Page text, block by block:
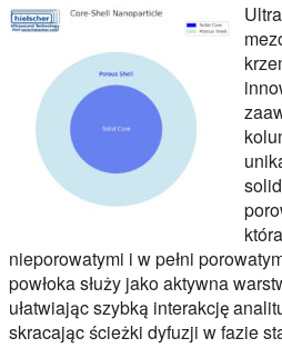
nieporowatymi i w pełni
powłoka służy jako aktywna
ułatwiając szybką interakcję
skracając ścieżki dyfuzji w fazie